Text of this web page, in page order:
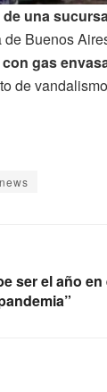
una
Buenos
gas
de
ser el año